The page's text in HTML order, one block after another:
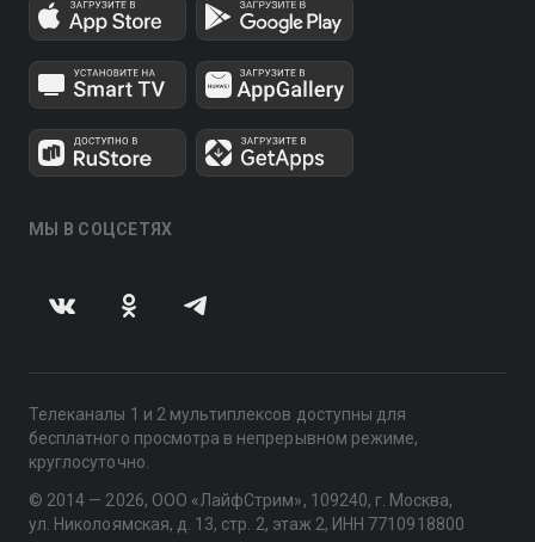
МЫ В СОЦСЕТЯХ
Телеканалы 1 и 2 мультиплексов доступны для
бесплатного просмотра в непрерывном режиме,
круглосуточно.
© 2014 — 2026, ООО «ЛайфСтрим», 109240, г. Москва,
ул. Николоямская, д. 13, стр. 2, этаж 2, ИНН 7710918800